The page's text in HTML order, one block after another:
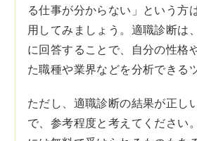
る仕事が分からない」という方
用してみましょう。適職診断は
に回答することで、自分の性格
た職種や業界などを分析できる
ただし、適職診断の結果が正し
で、参考程度と考えてください